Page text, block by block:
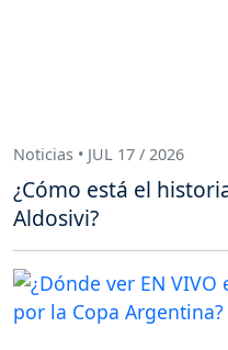
Noticias • JUL 17 / 2026
¿Cómo está el
Aldosivi?